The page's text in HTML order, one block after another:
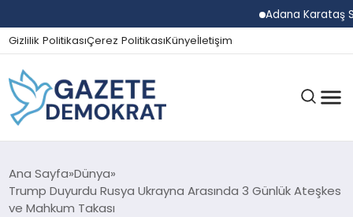
Adana Karataş Sera
Gizlilik PolitikasıÇerez PolitikasıKünyeİletişim
GÜNDEM
Ana Sayfa Dünya
Trump Duyurdu Rusya Ukrayna Arasında 3 Günlük Ateşkes
ve Mahkum Takası